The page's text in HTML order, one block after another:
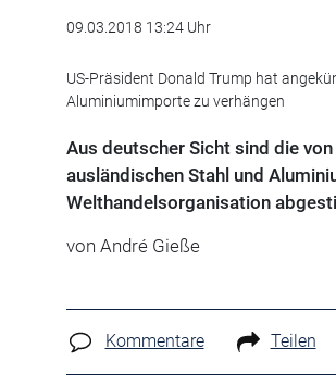
09.03.2018 13:24 Uhr
US-Präsident Donald Trump hat
Aluminiumimporte zu verhängen
Aus deutscher Sicht sind die
ausländischen Stahl und
Welthandelsorganisation
von André Gieße
Kommentare Teilen